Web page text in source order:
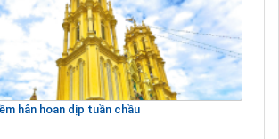
hân hoan dịp tuần chầu